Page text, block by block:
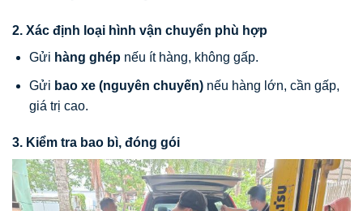
2. Xác định loại hình vận chuyển phù hợp
Gửi hàng ghépnếu ít hàng, không gấp.
Gửi bao xe (nguyên chuyến)nếu hàng lớn, cần gấp,
giá trị cao.
3. Kiểm tra bao bì, đóng gói